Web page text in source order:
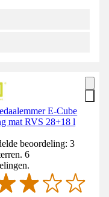
E-Cube
mat RVS 28+18 l
beoordeling: 3
6